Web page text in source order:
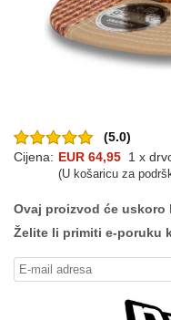
(5.0)
Cijena: EUR 64,95 1 x
(U košaricu za
Ovaj proizvod će uskoro
Želite li primiti e-poruku